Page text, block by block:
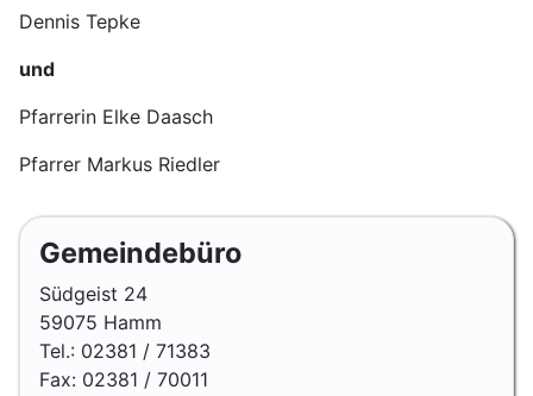
Dennis Tepke
und
Pfarrerin Elke Daasch
Pfarrer Markus Riedler
Gemeindebüro
Südgeist 24
59075 Hamm
Tel.: 02381 / 71383
Fax: 02381 / 70011